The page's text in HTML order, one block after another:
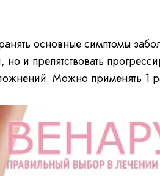
основные симптомы
но и препятствовать
Можно применять 1